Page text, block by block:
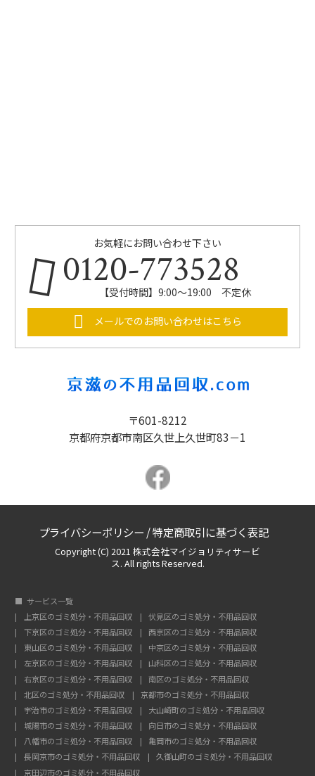
お気軽にお問い合わせ下さい
0120-773528
【受付時間】9:00～19:00 不定休
メールでのお問い合わせはこちら
〒601-8212
京都府京都市南区久世上久世町83－1
プライバシーポリシー /特定商取引に基づく表記
Copyright (C) 2021 株式会社マイジョリティサービ
ス. All rights Reserved.
サービス一覧
上京区のゴミ処分・不用品回収
伏見区のゴミ処分・不用品回収
下京区のゴミ処分・不用品回収
西京区のゴミ処分・不用品回収
東山区のゴミ処分・不用品回収
中京区のゴミ処分・不用品回収
左京区のゴミ処分・不用品回収
山科区のゴミ処分・不用品回収
右京区のゴミ処分・不用品回収
南区のゴミ処分・不用品回収
北区のゴミ処分・不用品回収
京都市のゴミ処分・不用品回収
宇治市のゴミ処分・不用品回収
大山崎町のゴミ処分・不用品回収
城陽市のゴミ処分・不用品回収
向日市のゴミ処分・不用品回収
八幡市のゴミ処分・不用品回収
亀岡市のゴミ処分・不用品回収
長岡京市のゴミ処分・不用品回収
久御山町のゴミ処分・不用品回収
京田辺市のゴミ処分・不用品回収